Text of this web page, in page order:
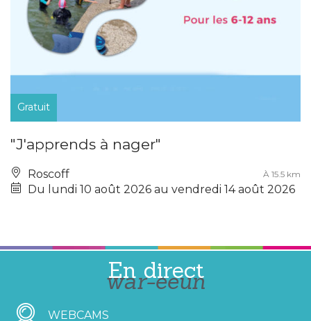
Gratuit
"J'apprends à nager"
Roscoff À 15.5 km
Du lundi 10 août 2026 au vendredi 14 août 2026
En direct
war-eeun
WEBCAMS